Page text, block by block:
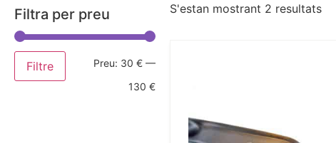
Filtra per preu
Filtre Preu: 30 € —
130 €
S'estan mostrant 2 resultats